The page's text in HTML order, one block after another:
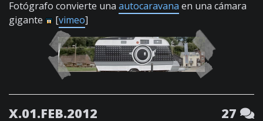
Fotógrafo convierte una autocaravana en una cámara
gigante
[vimeo]
X.01.FEB.2012 27